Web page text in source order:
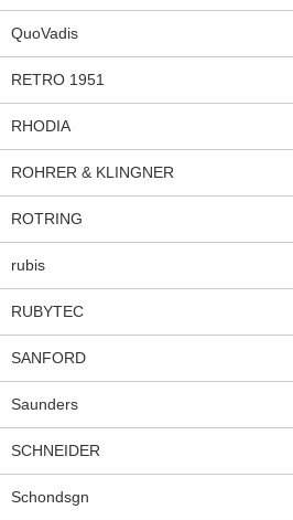
QuoVadis
RETRO 1951
RHODIA
ROHRER & KLINGNER
ROTRING
rubis
RUBYTEC
SANFORD
Saunders
SCHNEIDER
Schondsgn